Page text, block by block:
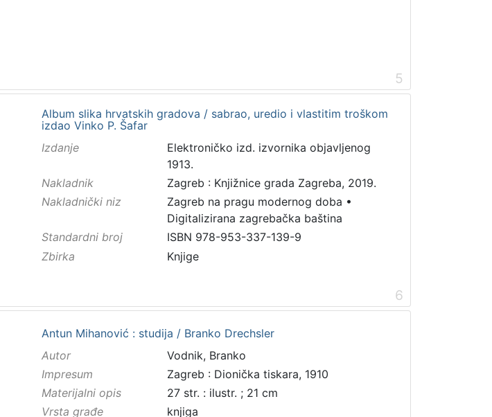
5
Album slika hrvatskih gradova / sabrao, uredio i vlastitim troškom
izdao Vinko P. Šafar
Izdanje
Elektroničko izd. izvornika objavljenog
1913.
Nakladnik
Zagreb : Knjižnice grada Zagreba, 2019.
Nakladnički niz
Zagreb na pragu modernog doba •
Digitalizirana zagrebačka baština
Standardni broj
ISBN 978-953-337-139-9
Zbirka
Knjige
6
Antun Mihanović : studija / Branko Drechsler
Autor
Vodnik, Branko
Impresum
Zagreb : Dionička tiskara, 1910
Materijalni opis
27 str. : ilustr. ; 21 cm
Vrsta građe
knjiga